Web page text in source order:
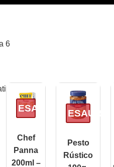
6
ESAURITO
Chef
Panna
200ml –
ESAURITO
Pesto
Rústico